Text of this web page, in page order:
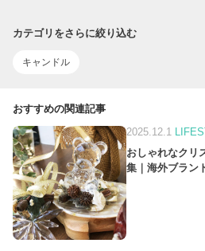
カテゴリをさらに絞り込む
キャンドル
おすすめの関連記事
2025.12.1
おしゃれなクリ
集｜海外ブラン